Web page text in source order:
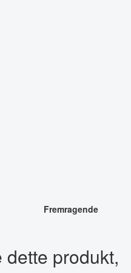
Fremragende
dette produkt,